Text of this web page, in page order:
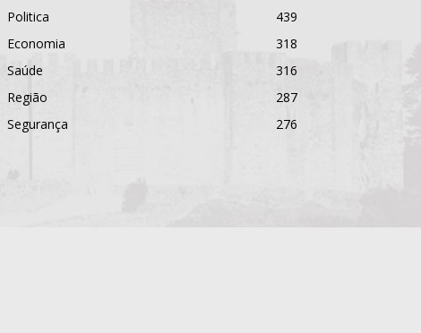
Politica
439
Economia
318
Saúde
316
Região
287
Segurança
276